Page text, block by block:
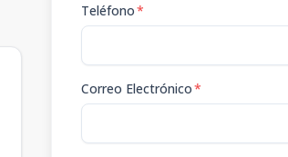
Teléfono*
Correo Electrónico*